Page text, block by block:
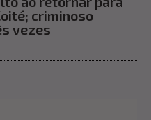
criminoso
vezes